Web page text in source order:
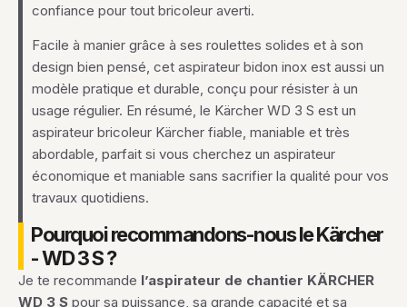
confiance pour tout bricoleur averti.
Facile à manier grâce à ses roulettes solides et à son
design bien pensé, cet aspirateur bidon inox est aussi un
modèle pratique et durable, conçu pour résister à un
usage régulier. En résumé, le Kärcher WD 3 S est un
aspirateur bricoleur Kärcher fiable, maniable et très
abordable, parfait si vous cherchez un aspirateur
économique et maniable sans sacrifier la qualité pour vos
travaux quotidiens.
Pourquoi recommandons-nous le Kärcher
- WD 3 S ?
Je te recommande l’aspirateur de chantier KÄRCHER
WD 3 S pour sa puissance, sa grande capacité et sa